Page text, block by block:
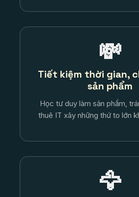
💸
Tiết kiệm thời gian,
sản phẩm
Học tư duy làm sản phẩm,
thuê IT xây những thứ to lớn
🦅